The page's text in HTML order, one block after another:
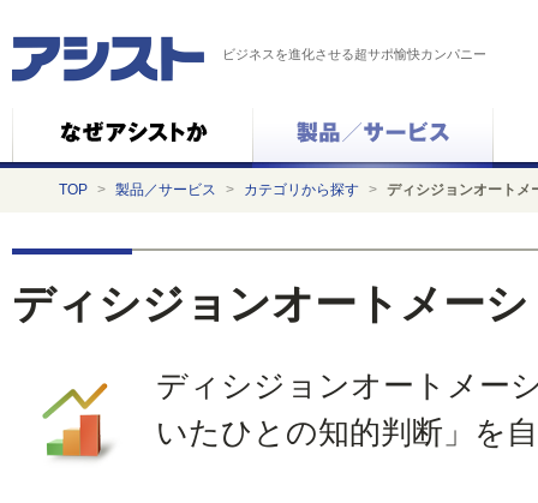
ビジネスを進化させる超サポ愉快カンパニー
TOP > 製品／サービス > カテゴリから探す > ディシジョンオートメ
ディシジョンオートメー
ディシジョンオートメー
いたひとの知的判断」を